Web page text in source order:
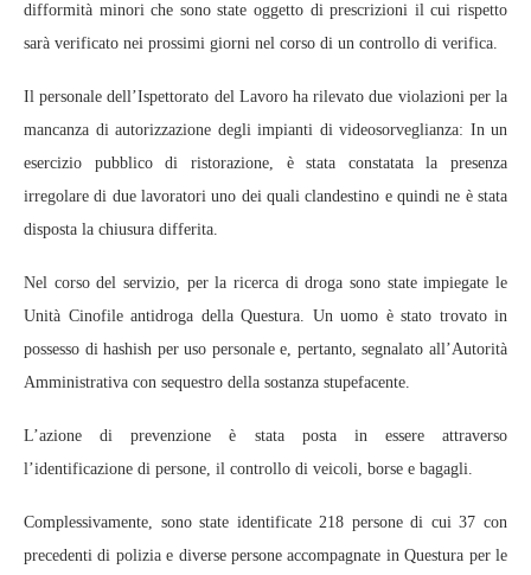
difformità minori che sono state oggetto di prescrizioni il cui rispetto
sarà verificato nei prossimi giorni nel corso di un controllo di verifica.
Il personale dell’Ispettorato del Lavoro ha rilevato due violazioni per la
mancanza di autorizzazione degli impianti di videosorveglianza: In un
esercizio pubblico di ristorazione, è stata constatata la presenza
irregolare di due lavoratori uno dei quali clandestino e quindi ne è stata
disposta la chiusura differita.
Nel corso del servizio, per la ricerca di droga sono state impiegate le
Unità Cinofile antidroga della Questura. Un uomo è stato trovato in
possesso di hashish per uso personale e, pertanto, segnalato all’Autorità
Amministrativa con sequestro della sostanza stupefacente.
L’azione di prevenzione è stata posta in essere attraverso
l’identificazione di persone, il controllo di veicoli, borse e bagagli.
Complessivamente, sono state identificate 218 persone di cui 37 con
precedenti di polizia e diverse persone accompagnate in Questura per le